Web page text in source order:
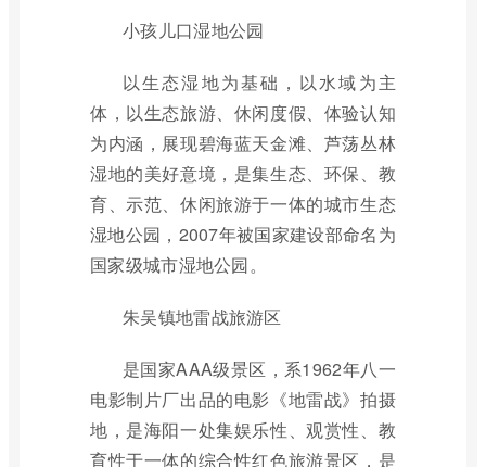
小孩儿口湿地公园
以生态湿地为基础，以水域为主
体，以生态旅游、休闲度假、体验认知
为内涵，展现碧海蓝天金滩、芦荡丛林
湿地的美好意境，是集生态、环保、教
育、示范、休闲旅游于一体的城市生态
湿地公园，2007年被国家建设部命名为
国家级城市湿地公园。
朱吴镇地雷战旅游区
是国家AAA级景区，系1962年八一
电影制片厂出品的电影《地雷战》拍摄
地，是海阳一处集娱乐性、观赏性、教
育性于一体的综合性红色旅游景区，是